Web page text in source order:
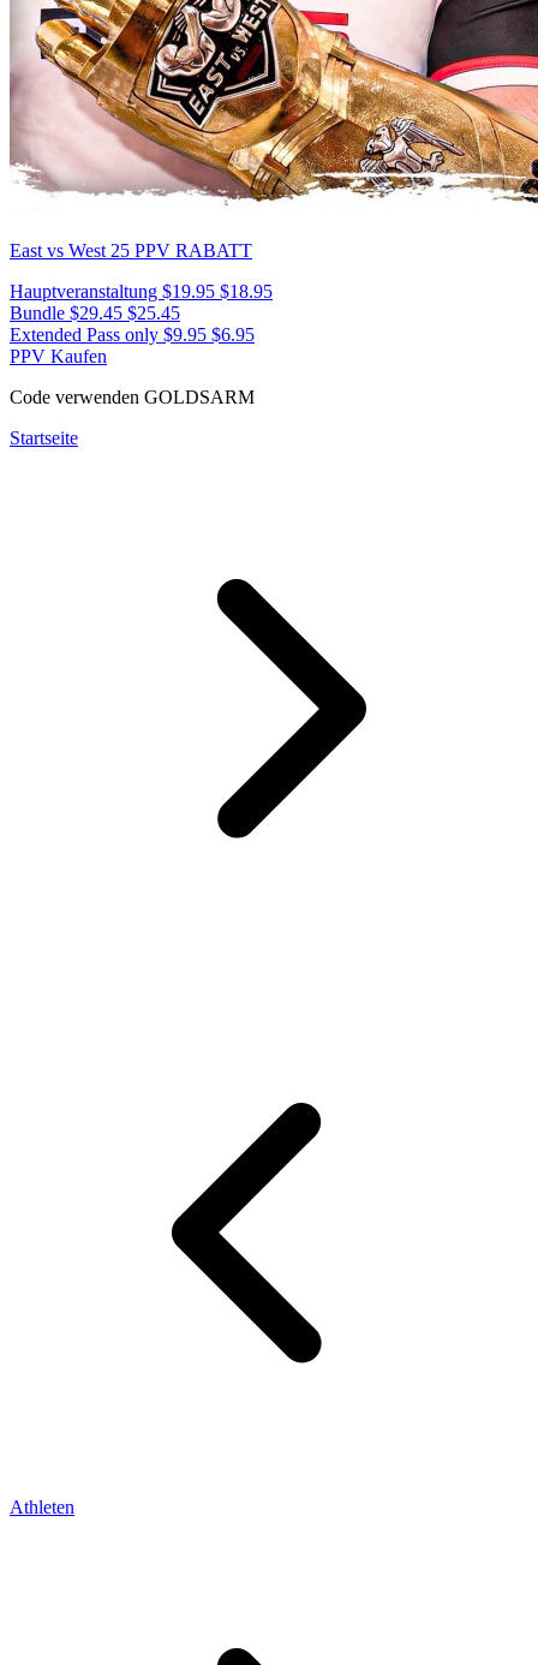
East vs West 25 PPV RABATT
Hauptveranstaltung $19.95 $18.95
Bundle $29.45 $25.45
Extended Pass only $9.95 $6.95
PPV Kaufen
Code verwenden GOLDSARM
Startseite
Athleten